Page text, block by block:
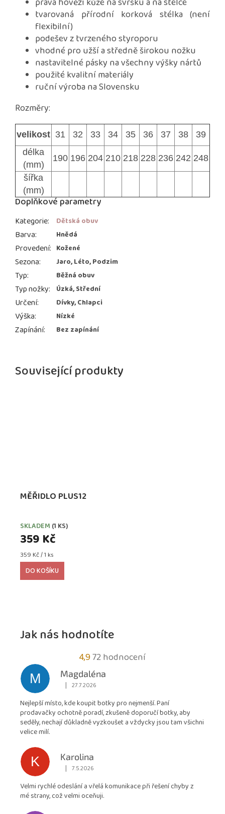
Související produkty
MĚŘIDLO PLUS12
SKLADEM (1 KS)
359 Kč
Měrná
cena:
359 Kč / 1 ks
DO KOŠÍKU
tvarovaná přírodní korková stélka (není
flexibilní)
podešev z tvrzeného styroporu
vhodné pro užší a středně širokou nožku
nastavitelné pásky na všechny výšky nártů
použité kvalitní materiály
ruční výroba na Slovensku
Rozměry:
velikost 31 32 33 34 35 36 37 38
39
délka
(mm)
190 196 204 210 218 228 236 242 248
šířka
(mm)
Doplňkové parametry
Kategorie: Dětská obuv
Barva: Hnědá
Provedení: Kožené
Sezona: Jaro, Léto, Podzim
Typ: Běžná obuv
Typ nožky: Úzká, Střední
Určení: Dívky, Chlapci
Výška: Nízké
Zapínání: Bez zapínání
Jak nás hodnotíte
4,9Průměrné
hodnocení
obchodu
4,9
z
72 hodnocení
M
Magdaléna
Hodnocení obchodu je 5 z 5 hvězdiček.
| 27.7.2026
Nejlepší místo, kde koupit botky pro nejmenší. Paní
prodavačky ochotně poradí, zkušeně doporučí botky, aby
seděly, nechají důkladně vyzkoušet a vždycky jsou tam všichni
velice milí.
K
Karolina
Hodnocení obchodu je 5 z 5 hvězdiček.
| 7.5.2026
Velmi rychlé odeslání a vřelá komunikace při řešení chyby z
mé strany, což velmi oceňuji.